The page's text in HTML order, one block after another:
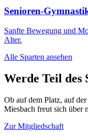
Senioren-
Sanfte Bewegung und
Alter.
Alle Sparten ansehen
Werde Teil des
Ob auf dem Platz, auf
Miesbach freut sich über
Zur Mitgliedschaft